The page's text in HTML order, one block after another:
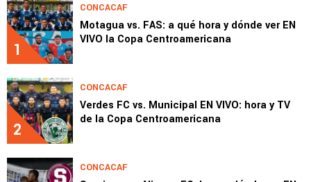
1
CONCACAF
Motagua vs. FAS: a qué hora y dónde ver EN
VIVO la Copa Centroamericana
2
CONCACAF
Verdes FC vs. Municipal EN VIVO: hora y TV
de la Copa Centroamericana
CONCACAF